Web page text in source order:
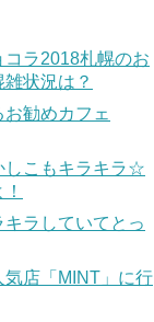
ラ2018札幌のお
状況は？
勧めカフェ
しこもキラキラ☆
ラしていてとっ
店「MINT」に行